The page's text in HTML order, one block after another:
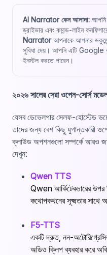
AI Narrator কেন আলাদা: আপনি
ড্রাইভার এবং কমান্ড-লাইন
Narratorআপনাকে আপনার
সুবিধা দেয়। আপনি এটি Google
ইনস্টল করতে পারেন।
২০২৬ সালের সেরা ওপেন-সোর্স
যেসব ডেভেলপার সেলফ-হোস্টেড
তাদের জন্য বেশ কিছু যুগান্তকারী
ক্লাউড অপশনগুলো সম্পর্কে আরও
দেখুন:
Qwen TTS
Qwen আর্কিটেকচারের উপর
কথোপকথনের সূক্ষ্মতার
F5-TTS
একটি দ্রুত, নন-
অডিও ক্লিপ ব্যবহার করে